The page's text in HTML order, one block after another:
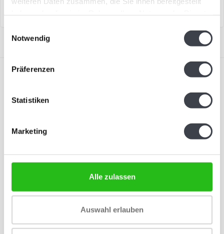
Notwendig
Präferenzen
Statistiken
Marketing
Alle zulassen
Auswahl erlauben
Bleiben Sie auf dem Laufenden und erhalten Sie einen